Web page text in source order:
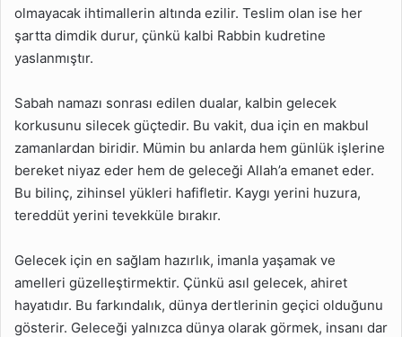
olmayacak ihtimallerin altında ezilir. Teslim olan ise her
şartta dimdik durur, çünkü kalbi Rabbin kudretine
yaslanmıştır.
Sabah namazı sonrası edilen dualar, kalbin gelecek
korkusunu silecek güçtedir. Bu vakit, dua için en makbul
zamanlardan biridir. Mümin bu anlarda hem günlük işlerine
bereket niyaz eder hem de geleceği Allah’a emanet eder.
Bu bilinç, zihinsel yükleri hafifletir. Kaygı yerini huzura,
tereddüt yerini tevekküle bırakır.
Gelecek için en sağlam hazırlık, imanla yaşamak ve
amelleri güzelleştirmektir. Çünkü asıl gelecek, ahiret
hayatıdır. Bu farkındalık, dünya dertlerinin geçici olduğunu
gösterir. Geleceği yalnızca dünya olarak görmek, insanı dar